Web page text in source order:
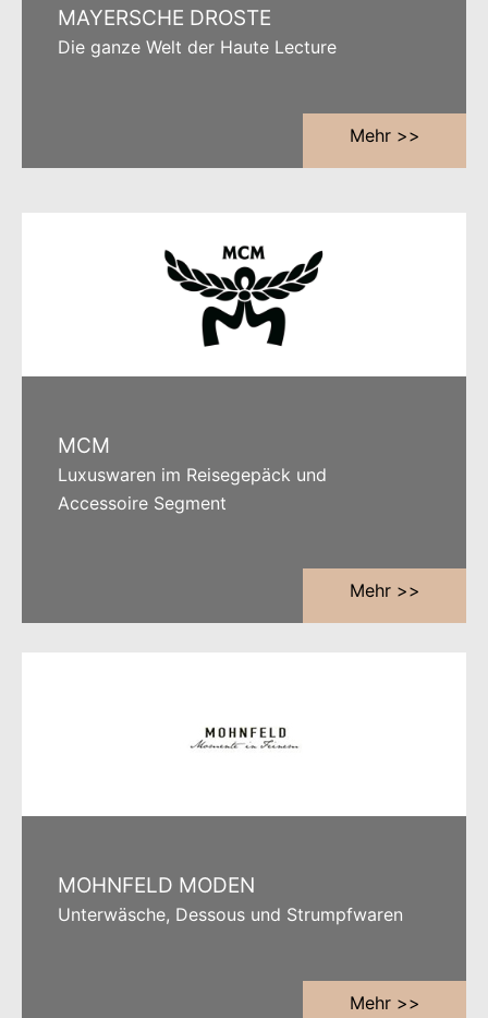
MAYERSCHE DROSTE
Die ganze Welt der Haute Lecture
Mehr >>
MCM
Luxuswaren im Reisegepäck und
Accessoire Segment
Mehr >>
MOHNFELD MODEN
Unterwäsche, Dessous und Strumpfwaren
Mehr >>